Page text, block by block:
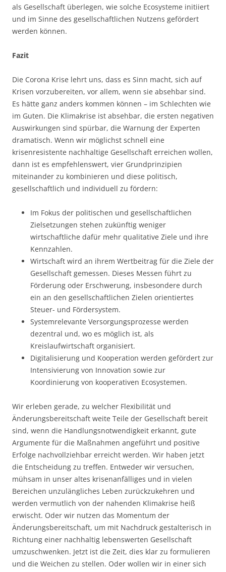
als Gesellschaft überlegen, wie solche Ecosysteme initiiert
und im Sinne des gesellschaftlichen Nutzens gefördert
werden können.
Fazit
Die Corona Krise lehrt uns, dass es Sinn macht, sich auf
Krisen vorzubereiten, vor allem, wenn sie absehbar sind.
Es hätte ganz anders kommen können – im Schlechten wie
im Guten. Die Klimakrise ist absehbar, die ersten negativen
Auswirkungen sind spürbar, die Warnung der Experten
dramatisch. Wenn wir möglichst schnell eine
krisenresistente nachhaltige Gesellschaft erreichen wollen,
dann ist es empfehlenswert, vier Grundprinzipien
miteinander zu kombinieren und diese politisch,
gesellschaftlich und individuell zu fördern:
Im Fokus der politischen und gesellschaftlichen
Zielsetzungen stehen zukünftig weniger
wirtschaftliche dafür mehr qualitative Ziele und ihre
Kennzahlen.
Wirtschaft wird an ihrem Wertbeitrag für die Ziele der
Gesellschaft gemessen. Dieses Messen führt zu
Förderung oder Erschwerung, insbesondere durch
ein an den gesellschaftlichen Zielen orientiertes
Steuer- und Fördersystem.
Systemrelevante Versorgungsprozesse werden
dezentral und, wo es möglich ist, als
Kreislaufwirtschaft organisiert.
Digitalisierung und Kooperation werden gefördert zur
Intensivierung von Innovation sowie zur
Koordinierung von kooperativen Ecosystemen.
Wir erleben gerade, zu welcher Flexibilität und
Änderungsbereitschaft weite Teile der Gesellschaft bereit
sind, wenn die Handlungsnotwendigkeit erkannt, gute
Argumente für die Maßnahmen angeführt und positive
Erfolge nachvollziehbar erreicht werden. Wir haben jetzt
die Entscheidung zu treffen. Entweder wir versuchen,
mühsam in unser altes krisenanfälliges und in vielen
Bereichen unzulängliches Leben zurückzukehren und
werden vermutlich von der nahenden Klimakrise heiß
erwischt. Oder wir nutzen das Momentum der
Änderungsbereitschaft, um mit Nachdruck gestalterisch in
Richtung einer nachhaltig lebenswerten Gesellschaft
umzuschwenken. Jetzt ist die Zeit, dies klar zu formulieren
und die Weichen zu stellen. Oder wollen wir in einer sich